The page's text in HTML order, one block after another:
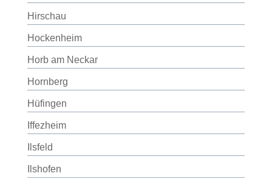
Hirschau
Hockenheim
Horb am Neckar
Hornberg
Hüfingen
Iffezheim
Ilsfeld
Ilshofen